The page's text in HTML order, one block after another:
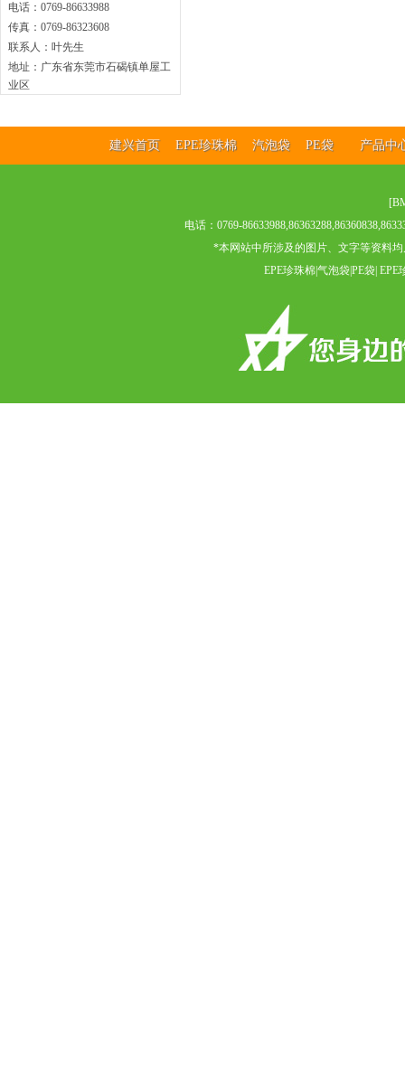
电话：0769-86633988
传真：0769-86323608
联系人：叶先生
地址：广东省东莞市石碣镇单屋工
业区
建兴首页 EPE珍珠棉 汽泡袋 PE袋 产品
[
电话：0769-
*本网站中所涉及的图片、文字等资料
EPE珍珠棉|气泡袋|PE袋|